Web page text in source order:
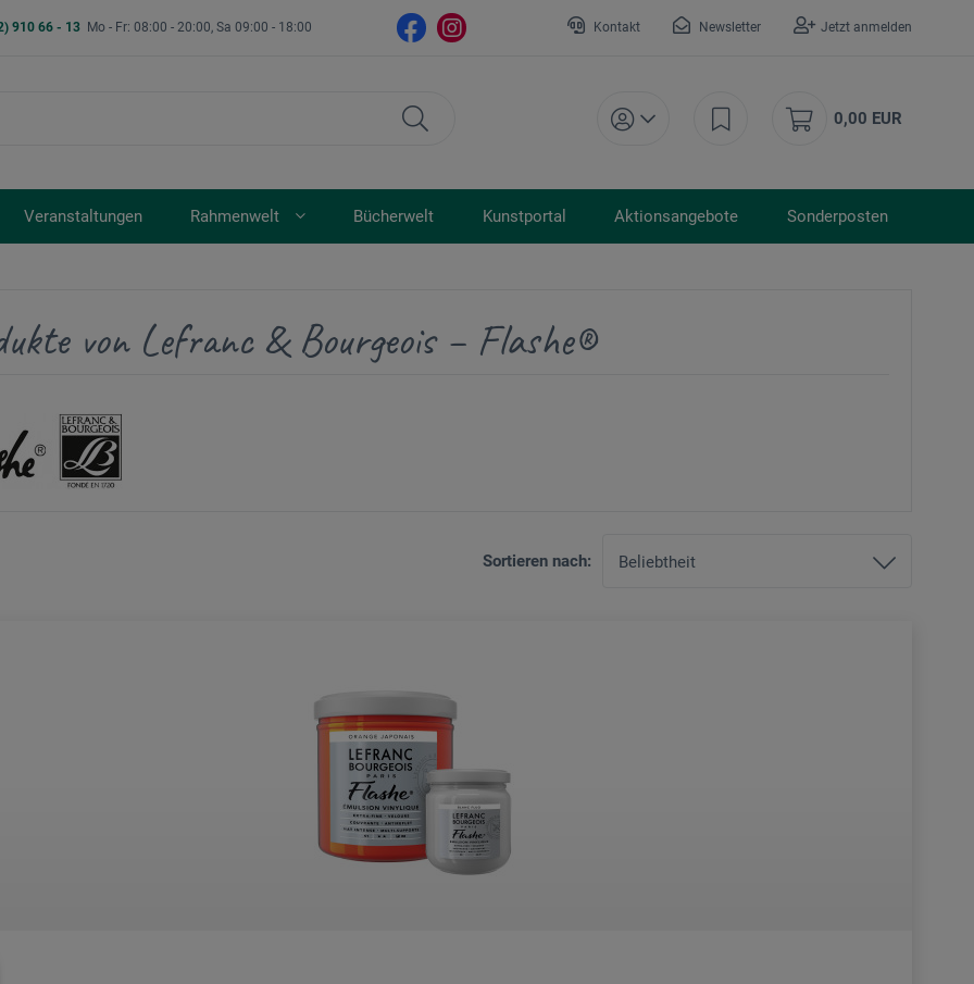
910 66 - 13 Mo - Fr: 08:00 - 20:00, Sa 09:00 - 18:00 Kontakt Newsletter Jetzt anmelden
0,00 EUR
Veranstaltungen Rahmenwelt Bücherwelt Kunstportal Aktionsangebote Sonderposten
von Lefranc & Bourgeois – Flashe®
Sortieren nach: